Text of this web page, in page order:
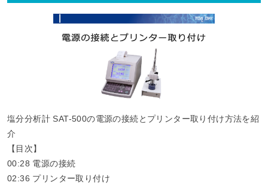
塩分分析計 SAT-500の電源の接続とプリンター取り付け方法を紹
介
【目次】
00:28​ 電源の接続
02:36​ プリンター取り付け